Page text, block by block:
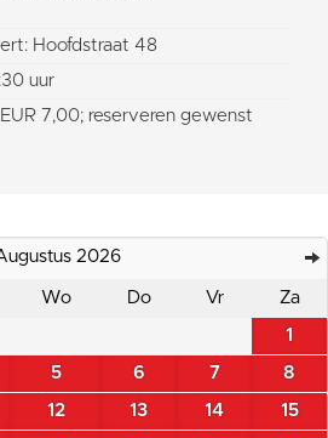
Hoofdstraat 48
uur
EUR 7,00; reserveren gewenst
2026
Wo Do Vr Za
1
5 6 7 8
12 13 14 15